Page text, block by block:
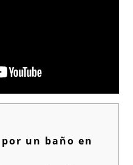
un baño en